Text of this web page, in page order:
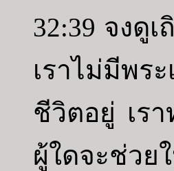
32:39 จงดู
เราไม่มีพ
ชีวิตอยู่ เร
ผู้ใดจะช่วย